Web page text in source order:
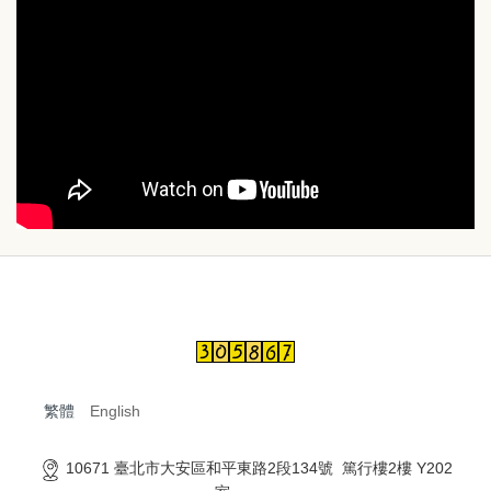
繁體 English
10671 臺北市大安區和平東路2段134號 篤行樓2樓 Y202